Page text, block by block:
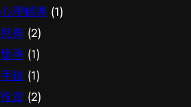
常見的陷阱，把時間與資源花
正合適的地方，這也是做足功
價值所在。 結語 說到底，面
記服務，最重要的是保持理性
足功課，並按自己的實際情況
斷。願這篇文章能成為你的實
方案。想進一步了解相關資訊
以參考腳腫 解決，當中有更詳
的介紹。 腳腫 解決是甚麼 要
掌握腳腫 解決，第一步是建立
確的基礎認知。很多誤解往往
資訊不足或一知半解，因此花
己的實際需要出發，比較不同
的特點與條件，而非單看價錢
面資訊。多參考可靠來源、細
情，有助找到最切合需要的方
想進一步了解相關資訊，可以
試管嬰兒，當中有更詳細的介
心理輔導 (1)
慈善 (2)
懷孕 (1)
手錶 (1)
投資 (2)